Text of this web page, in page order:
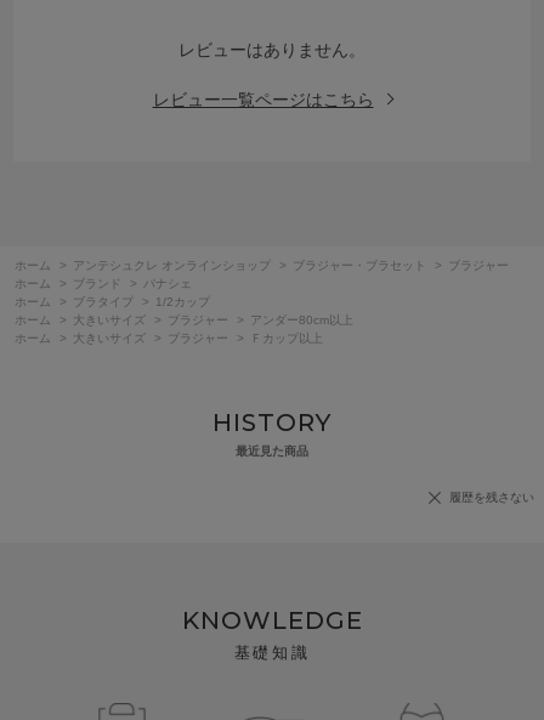
レビューはありません。
レビュー一覧ページはこちら
ホーム > アンテシュクレ オンラインショップ > ブラジャー・ブラセット >
ブラジャー
ホーム
> ブランド > パナシェ
ホーム
> ブラタイプ >
1/2カップ
ホーム
> 大きいサイズ > ブラジャー >
アンダー80cm以上
ホーム
> 大きいサイズ > ブラジャー > Ｆカップ以上
HISTORY
最近見た商品
履歴を残さない
KNOWLEDGE
基礎知識